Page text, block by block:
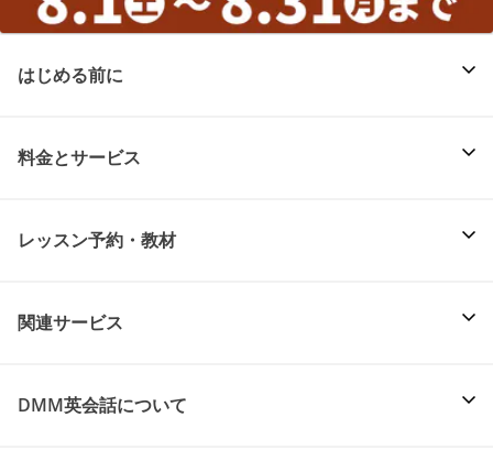
はじめる前に
料金とサービス
レッスン予約・教材
関連サービス
DMM英会話について